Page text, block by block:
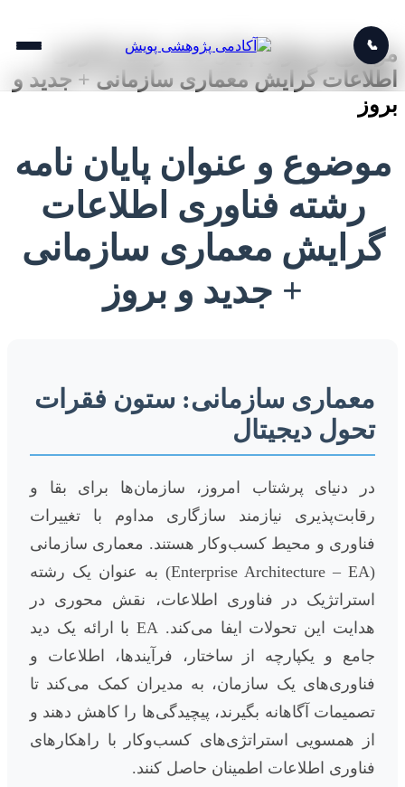
📞
موضوع و عنوان پایان نامه رشته فناوری
اطلاعات گرایش معماری سازمانی + جدید و
بروز
موضوع و عنوان پایان نامه
رشته فناوری اطلاعات
گرایش معماری سازمانی
+ جدید و بروز
معماری سازمانی: ستون فقرات
تحول دیجیتال
در دنیای پرشتاب امروز، سازمان‌ها برای بقا و
رقابت‌پذیری نیازمند سازگاری مداوم با تغییرات
فناوری و محیط کسب‌وکار هستند. معماری سازمانی
(Enterprise Architecture – EA) به عنوان یک رشته
استراتژیک در فناوری اطلاعات، نقش محوری در
هدایت این تحولات ایفا می‌کند. EA با ارائه یک دید
جامع و یکپارچه از ساختار، فرآیندها، اطلاعات و
فناوری‌های یک سازمان، به مدیران کمک می‌کند تا
تصمیمات آگاهانه بگیرند، پیچیدگی‌ها را کاهش دهند و
از همسویی استراتژی‌های کسب‌وکار با راهکارهای
فناوری اطلاعات اطمینان حاصل کنند.